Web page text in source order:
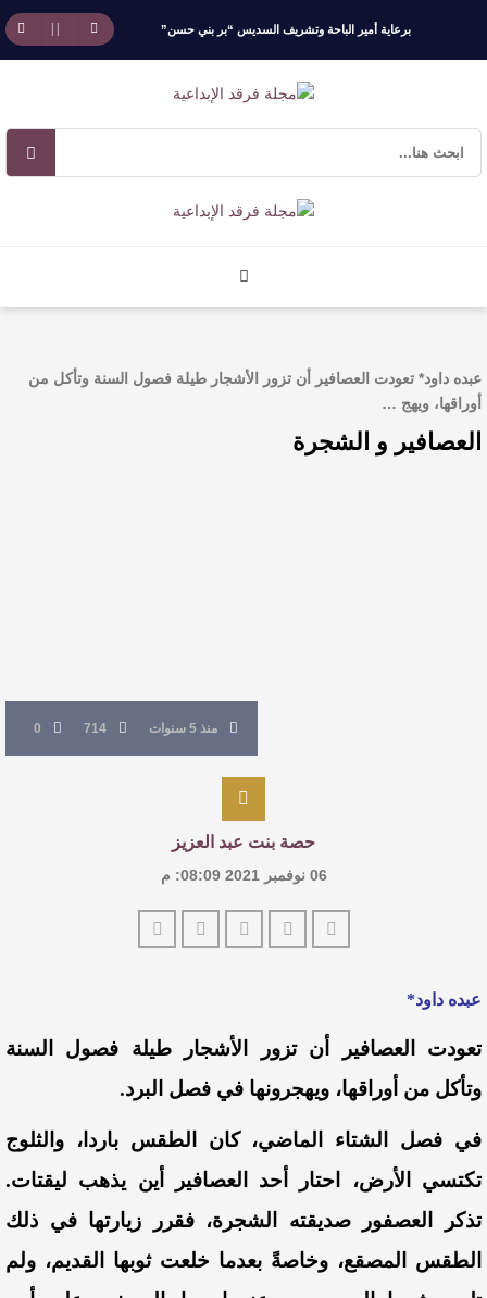
برعاية أمير الباحة وتشريف السديس “بر بني حسن”
تكرّم الفائزين بجائزة “رواد العمل التطوعي 4”
جائزة المهندس زياد الزهراني للتفوق العلمي تكرّم
الروائي جابر محمد مدخلي: أحضر داخل رواياتي
بحذر، والثقافة قوتنا الناعمة لمخاطبة العالم.
عبده داود* تعودت العصافير أن تزور الأشجار طيلة فصول السنة وتأكل من
أوراقها، ويهج …
العصافير و الشجرة
منذ 5 سنوات 714
0
حصة بنت عبد العزيز
06 نوفمبر 2021 08:09: م
عبده داود*
تعودت العصافير أن تزور الأشجار طيلة فصول السنة
وتأكل من أوراقها، ويهجرونها في فصل البرد.
في فصل الشتاء الماضي، كان الطقس باردا، والثلوج
تكتسي الأرض، احتار أحد العصافير أين يذهب ليقتات.
تذكر العصفور صديقته الشجرة، فقرر زيارتها في ذلك
الطقس المصقع، وخاصةً بعدما خلعت ثوبها القديم، ولم